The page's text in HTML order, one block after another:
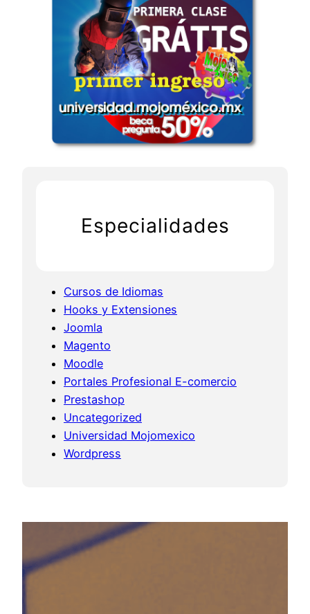
Especialidades
Cursos de Idiomas
Hooks y Extensiones
Joomla
Magento
Moodle
Portales Profesional E-comercio
Prestashop
Uncategorized
Universidad Mojomexico
Wordpress